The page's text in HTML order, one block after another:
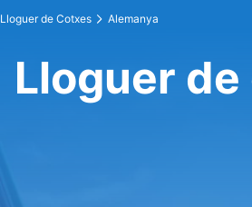
Lloguer de Cotxes Alemanya
Lloguer